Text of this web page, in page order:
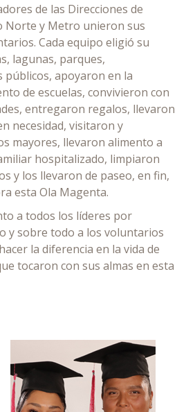
de las Direcciones de
Norte y Metro unieron sus
Cada equipo eligió su
lagunas, parques,
apoyaron en la
de escuelas, convivieron con
entregaron regalos, llevaron
necesidad, visitaron y
mayores, llevaron alimento a
hospitalizado, limpiaron
y los llevaron de paseo, en fin,
esta Ola Magenta.
a todos los líderes por
y sobre todo a los voluntarios
la diferencia en la vida de
tocaron con sus almas en esta